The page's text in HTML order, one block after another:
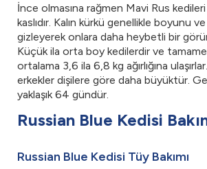
İnce olmasına rağmen Mavi Rus
kaslıdır. Kalın kürkü genellikle boyunu ve
gizleyerek onlara daha heybetli bir
Küçük ila orta boy kedilerdir ve
ortalama 3,6 ila 6,8 kg ağırlığına
erkekler dişilere göre daha büyüktür.
yaklaşık 64 gündür.
Russian Blue Kedisi
Russian Blue Kedisi Tüy Bakımı